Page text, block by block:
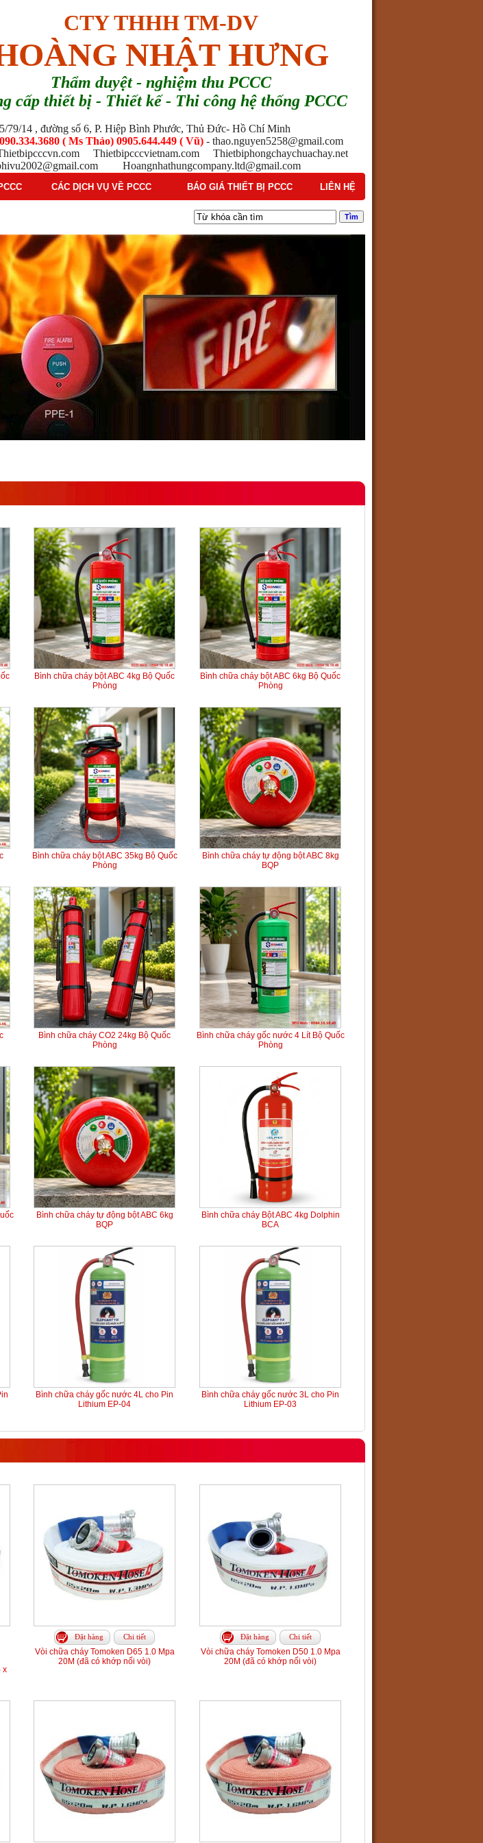
CTY THHH TM-DV
NHẬT HƯNG
Thẩm duyệt - nghiệm thu PCCC
cấp thiết bị - Thiết kế - Thi công hệ thống PCCC
79/14 , đường số 6, P. Hiệp Bình Phước, Thủ Đức- Hồ Chí Minh
( Ms Thảo) 0905.644.449 ( Vũ) - thao.nguyen5258@gmail.com
Thietbipcccvietnam.com Thietbiphongchaychuachay.net
Hoangnhathungcompany.ltd@gmail.com
CÁC DỊCH VỤ VỀ PCCC BÁO GIÁ THIẾT BỊ PCCC LIÊN HỆ
cấp hiệu quả
động
thực tế
Bình chữa cháy bột ABC 4kg Bộ Quốc
Phòng
Bình chữa cháy bột ABC 6kg Bộ Quốc
Phòng
Bình chữa cháy bột ABC 35kg Bộ Quốc
Phòng
Bình chữa cháy tự động bột ABC 8kg
BQP
Bình chữa cháy CO2 24kg Bộ Quốc
Phòng
Bình chữa cháy gốc nước 4 Lít Bộ Quốc
Phòng
Bình chữa cháy tự động bột ABC 6kg
BQP
Bình chữa cháy Bột ABC 4kg Dolphin
BCA
Bình chữa cháy gốc nước 4L cho Pin
Lithium EP-04
Bình chữa cháy gốc nước 3L cho Pin
Lithium EP-03
x
Đặt hàng Chi tiết
Vòi chữa cháy Tomoken D65 1.0 Mpa
20M (đã có khớp nối vòi)
Đặt hàng Chi tiết
Vòi chữa cháy Tomoken D50 1.0 Mpa
20M (đã có khớp nối vòi)